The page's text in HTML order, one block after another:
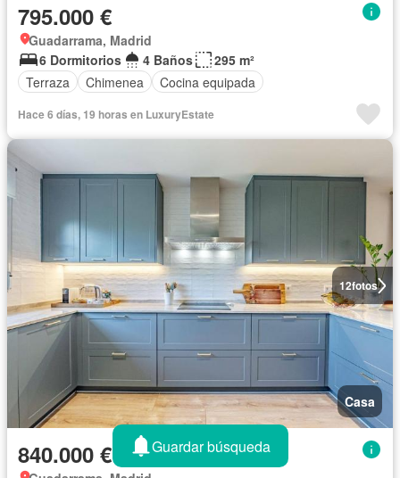
795.000 €
Guadarrama, Madrid
6 Dormitorios
4 Baños
295 m²
Terraza
Chimenea Cocina equipada
Hace 6 días, 19 horas en LuxuryEstate
12fotos
Casa
840.000 € Guardar búsqueda